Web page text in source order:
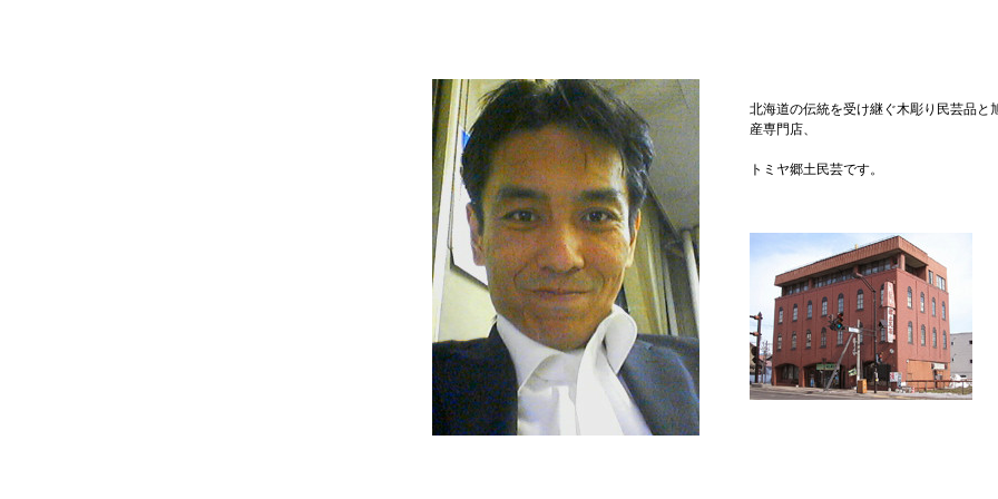
北海道の伝統を受け継ぐ木彫り民芸品と
産専門店、
トミヤ郷土民芸です。